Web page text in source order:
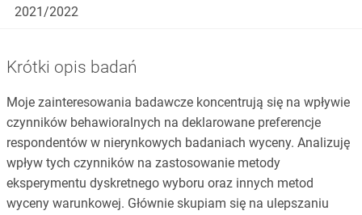
2021/2022
Krótki opis badań
Moje zainteresowania badawcze koncentrują się na wpływie
czynników behawioralnych na deklarowane preferencje
respondentów w nierynkowych badaniach wyceny. Analizuję
wpływ tych czynników na zastosowanie metody
eksperymentu dyskretnego wyboru oraz innych metod
wyceny warunkowej. Głównie skupiam się na ulepszaniu